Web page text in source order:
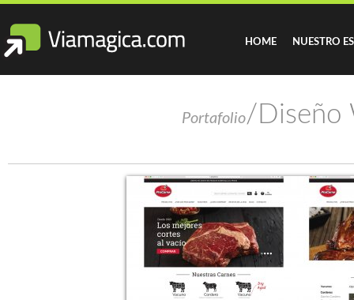
HOME NUESTRO
Portafolio/Diseño